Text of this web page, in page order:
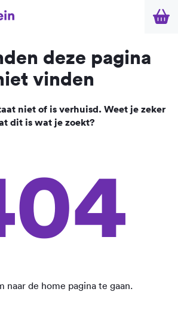
deze pagina
vinden
niet of is verhuisd. Weet je zeker
dit is wat je zoekt?
naar de home pagina te gaan.